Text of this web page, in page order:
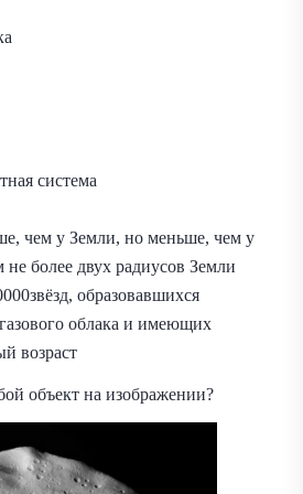
система
чем у Земли, но меньше, чем у
более двух радиусов Земли
образовавшихся
облака и имеющих
возраст
объект на изображении?